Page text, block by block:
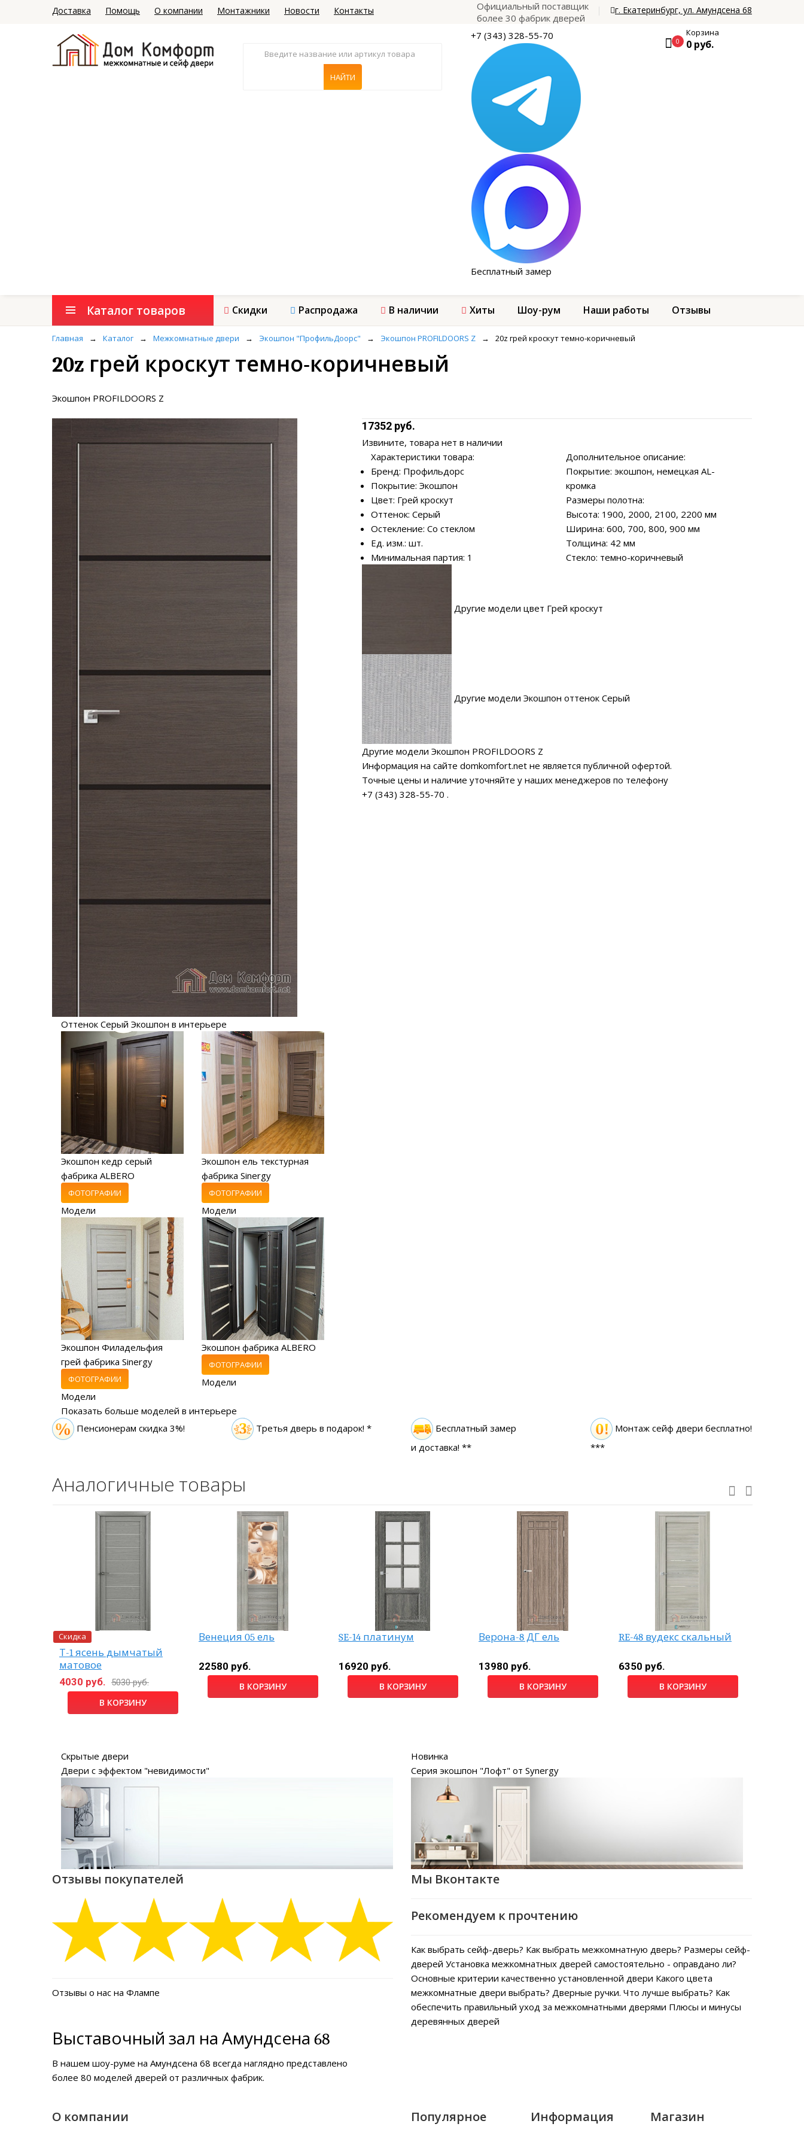
Доставка Помощь О компании Монтажники Новости Контакты
Официальный поставщик
более 30 фабрик дверей
г. Екатеринбург, ул. Амундсена 68
+7 (343) 328-55-70
Бесплатный замер
0
Корзина
0 руб.
Каталог товаров Скидки Распродажа В наличии Хиты Шоу-рум Наши работы Отзывы
Главная → Каталог → Межкомнатные двери → Экошпон "ПрофильДоорс" → Экошпон PROFILDOORS Z → 20z грей кроскут темно-коричневый
20z грей кроскут темно-коричневый
Экошпон PROFILDOORS Z
Оттенок Серый Экошпон в интерьере
Экошпон кедр серый
фабрика ALBERO
ФОТОГРАФИИ
Модели
Экошпон ель текстурная
фабрика Sinergy
ФОТОГРАФИИ
Модели
Экошпон Филадельфия
грей фабрика Sinergy
ФОТОГРАФИИ
Модели
Экошпон фабрика ALBERO
ФОТОГРАФИИ
Модели
Показать больше моделей в интерьере
17352 руб.
Извините, товара нет в наличии
Характеристики товара:
Бренд: Профильдорс
Покрытие: Экошпон
Цвет: Грей кроскут
Оттенок: Серый
Остекление: Со стеклом
Ед. изм.: шт.
Минимальная партия: 1
Дополнительное описание:
Покрытие: экошпон, немецкая AL-
кромка
Размеры полотна:
Высота: 1900, 2000, 2100, 2200 мм
Ширина: 600, 700, 800, 900 мм
Толщина: 42 мм
Стекло: темно-коричневый
Другие модели цвет Грей кроскут
Другие модели Экошпон оттенок Серый
Другие модели Экошпон PROFILDOORS Z
Информация на сайте domkomfort.net не является публичной офертой.
Точные цены и наличие уточняйте у наших менеджеров по телефону
+7 (343) 328-55-70 .
Пенсионерам скидка 3%! Третья дверь в подарок! *
Бесплатный замер
и доставка! **
Монтаж сейф двери бесплатно!
***
Аналогичные товары
Скидка
Т-1 ясень дымчатый
матовое
4030 руб. 5030 руб.
В КОРЗИНУ
Венеция 05 ель
22580 руб.
В КОРЗИНУ
SE-14 платинум
16920 руб.
В КОРЗИНУ
Верона-8 ДГ ель
13980 руб.
В КОРЗИНУ
RE-48 вудекс скальный
6350 руб.
В КОРЗИНУ
Скрытые двери
Двери с эффектом "невидимости"
Новинка
Серия экошпон "Лофт" от Synergy
Отзывы покупателей
Отзывы о нас на Флампе
Мы Вконтакте
Рекомендуем к прочтению
Как выбрать сейф-дверь? Как выбрать межкомнатную дверь? Размеры сейф-
дверей Установка межкомнатных дверей самостоятельно - оправдано ли?
Основные критерии качественно установленной двери Какого цвета
межкомнатные двери выбрать? Дверные ручки. Что лучше выбрать? Как
обеспечить правильный уход за межкомнатными дверями Плюсы и минусы
деревянных дверей
Выставочный зал на Амундсена 68
В нашем шоу-руме на Амундсена 68 всегда наглядно представлено
более 80 моделей дверей от различных фабрик.
О компании Популярное Информация Магазин